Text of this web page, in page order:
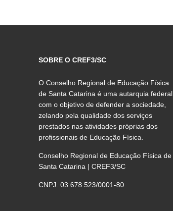
SOBRE O CREF3/SC
O Conselho Regional de Educação Física
de Santa Catarina é uma autarquia federal,
com o objetivo de defender a sociedade,
zelando pela qualidade dos serviços
prestados nas atividades próprias dos
profissionais de Educação Física.
Conselho Regional de Educação Física de
Santa Catarina | CREF3/SC
CNPJ: 03.678.523/0001-80